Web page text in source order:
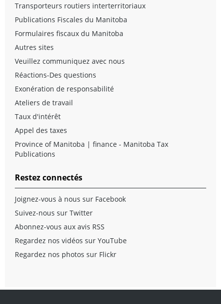
Transporteurs routiers interterritoriaux
Publications Fiscales du Manitoba
Formulaires fiscaux du Manitoba
Autres sites
Veuillez communiquez avec nous
Réactions-Des questions
Exonération de responsabilité
Ateliers de travail
Taux d'intérêt
Appel des taxes
Province of Manitoba | finance - Manitoba Tax
Publications
Restez connectés
Joignez-vous à nous sur Facebook
Suivez-nous sur Twitter
Abonnez-vous aux avis RSS
Regardez nos vidéos sur YouTube
Regardez nos photos sur Flickr